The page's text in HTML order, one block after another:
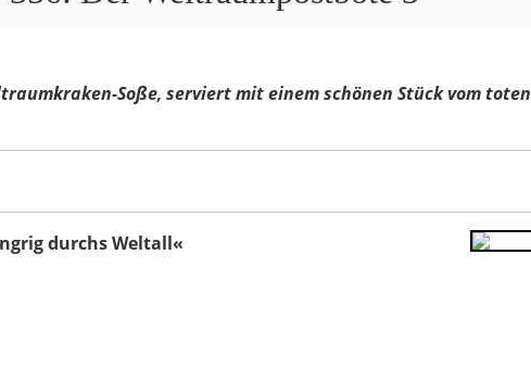
Soße, serviert mit einem schönen Stück vom toten
durchs Weltall«